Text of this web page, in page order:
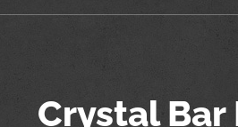
Crystal Bar